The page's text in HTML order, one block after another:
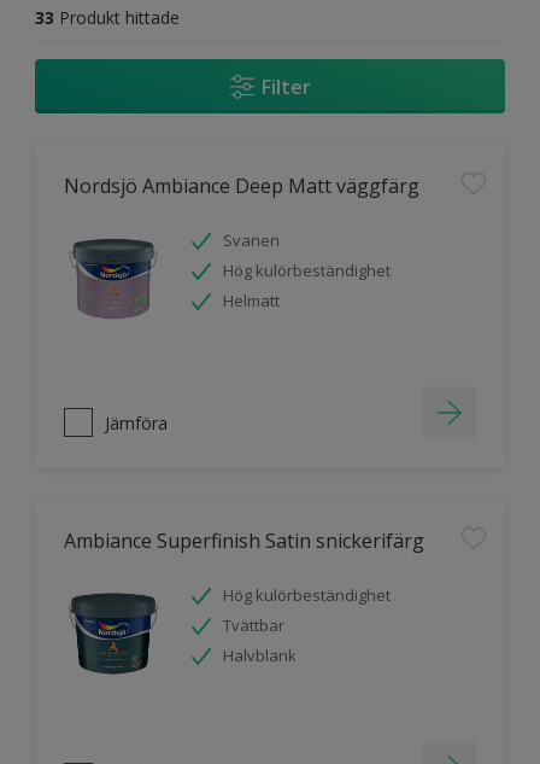
33 Produkt hittade
Filter
Nordsjö Ambiance Deep Matt väggfärg
Svanen
Hög kulörbeständighet
Helmatt
Jämföra
Ambiance Superfinish Satin snickerifärg
Hög kulörbeständighet
Tvättbar
Halvblank